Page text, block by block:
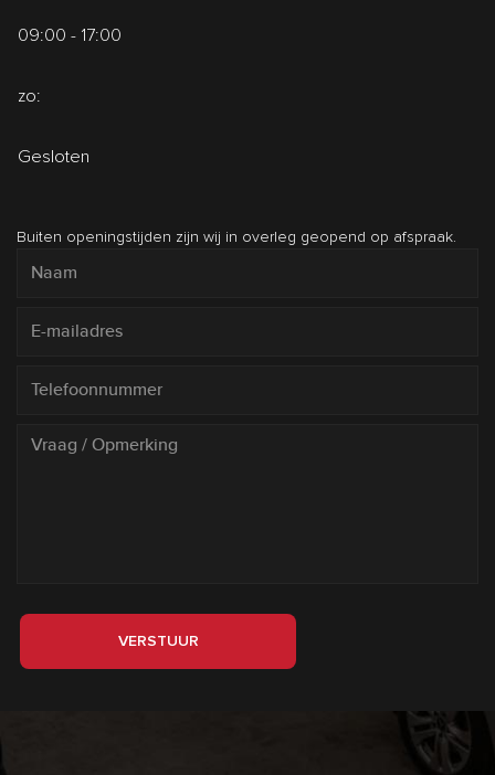
09:00 - 17:00
zo:
Gesloten
Buiten openingstijden zijn wij in overleg geopend op afspraak.
VERSTUUR